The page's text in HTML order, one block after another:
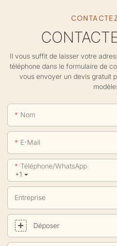
Il vous suffit de laisser votre
téléphone dans le formulaire de
vous envoyer un devis gratuit
Nom
E-Mail
+1
Téléphone/WhatsApp
Entreprise
Déposer